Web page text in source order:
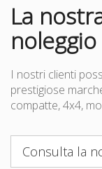
La
I nostri clienti
prestigiose
compatte, 4x4,
Consulta la